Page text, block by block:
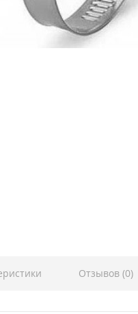
Отзывов (0)